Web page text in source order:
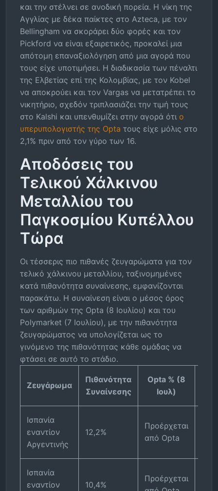
και την στέλνει σε ανοδική πορεία. Η νίκη της
Αγγλίας με δέκα παίκτες στο Azteca, με τον
Bellingham να σκοράρει δύο φορές και τον
Pickford να είναι εξαιρετικός, προκαλεί μια
απότομη επαναξιολόγηση από μια αγορά που
τους είχε υποτιμήσει. Η διαδικασία των πέναλτι
της Ελβετίας επί της Κολομβίας, με τον Kobel
να αποκρούει και τον Vargas να μετατρέπει το
νικητήριο, σχεδόν τριπλασιάζει την τιμή τους
στο Kalshi και υπενθυμίζει στην αγορά ότι ο
υπερυπολογιστής της Opta τους είχε μόλις στο
2,1% πριν από τον γύρο των 16.
Αποδόσεις του
Τελικού Χάλκινου
Μεταλλίου του
Παγκοσμίου Κυπέλλου
Τώρα
Οι τέσσερις πιο πιθανές ζευγαρώματα για τον
τελικό χάλκινου μεταλλίου, ταξινομημένες
κατά πιθανότητα συναίνεσης, εμφανίζονται
παρακάτω. Η συναίνεση είναι ο μέσος όρος
των αριθμών της Opta (8 Ιουλίου) και του
Polymarket (7 Ιουλίου), με την πιθανότητα
ζευγαρώματος να υπολογίζεται ως το
γινόμενο της πιθανότητας κάθε ομάδας να
φτάσει σε αυτό το στάδιο.
Ζευγάρωμα
Πιθανότητα
Συναίνεσης
Opta % (8
Ιουλ)
Ισπανία
εναντίον
Αργεντινής
12,2%
Προέρχεται
από Opta
Ισπανία
εναντίον
10,4%
Προέρχεται